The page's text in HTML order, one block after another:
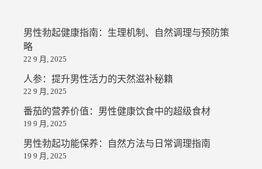
男性勃起健康指南：生理机制、自然调理与预防策
略
22 9 月, 2025
人参：提升男性活力的天然滋补秘籍
22 9 月, 2025
番茄的营养价值：男性健康饮食中的超级食材
19 9 月, 2025
男性勃起功能保养：自然方法与日常调理指南
19 9 月, 2025